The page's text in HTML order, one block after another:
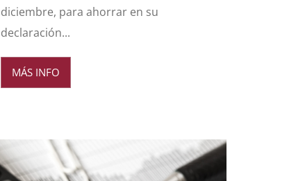
diciembre, para ahorrar en su
declaración...
MÁS INFO